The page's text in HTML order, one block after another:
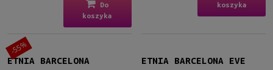
Do
koszyka
koszyka
ETNIA BARCELONA
-55%
ETNIA BARCELONA EVE